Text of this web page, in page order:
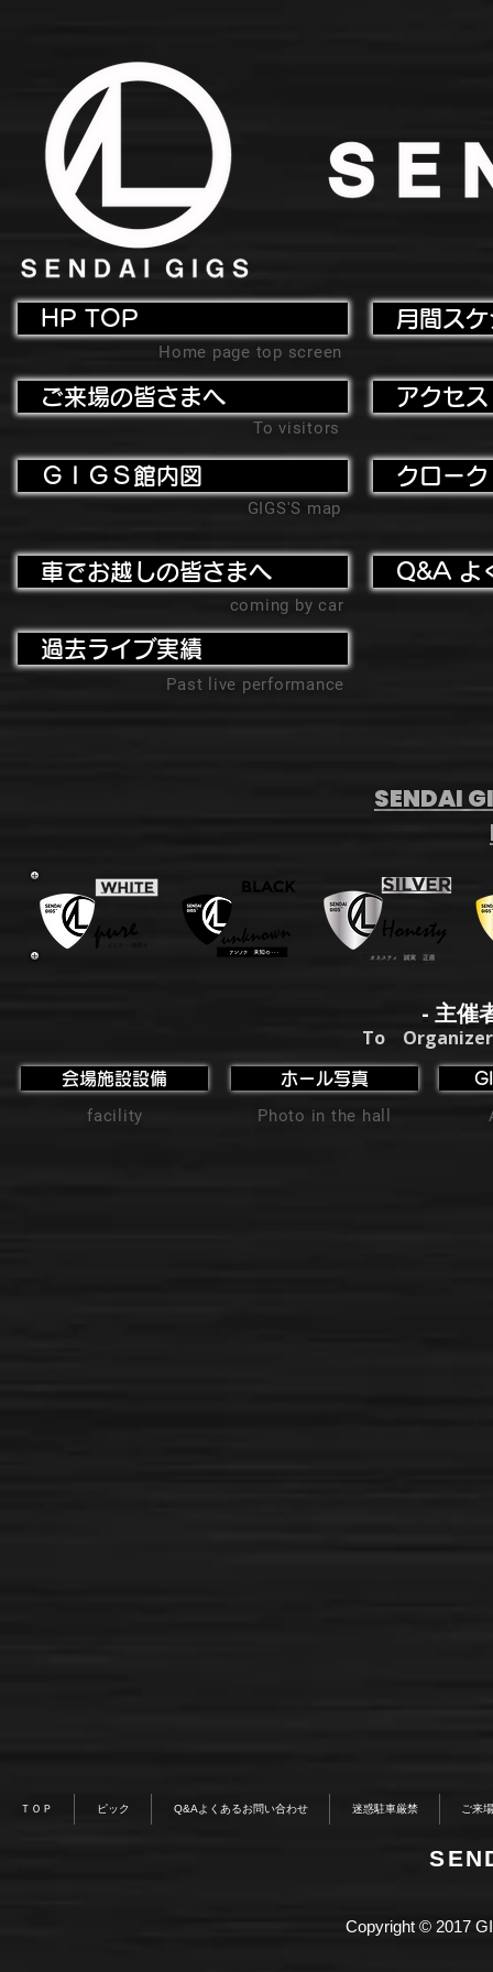
HP TOP
Home page top screen
ご来場の皆さまへ
To visitors
ＧＩＧＳ館内図
GIGS'S map
月間ス
アクセ
クローク
車でお越しの皆さまへ
coming by car
過去ライブ実績
Past live performance
Q&A よ
SENDAI
- 主催
To
会場施設設備
facility
ホール写真
Photo in the hall
ＴＯＰ ピック Q&Aよくあるお問い合わせ 迷惑駐車厳禁 ご来
Copyright © 2017